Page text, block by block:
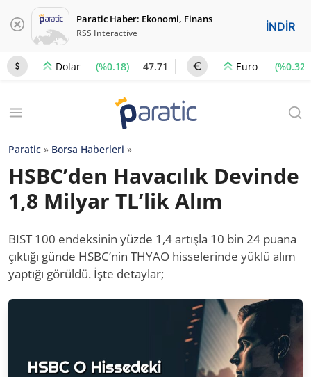
Paratic Haber: Ekonomi, Finans
RSS Interactive İNDİR
Dolar (%0.18) 47.71 Euro (%0.32)
Paratic » Borsa Haberleri »
HSBC’den Havacılık Devinde
1,8 Milyar TL’lik Alım
BIST 100 endeksinin yüzde 1,4 artışla 10 bin 24 puana
çıktığı günde HSBC’nin THYAO hisselerinde yüklü alım
yaptığı görüldü. İşte detaylar;